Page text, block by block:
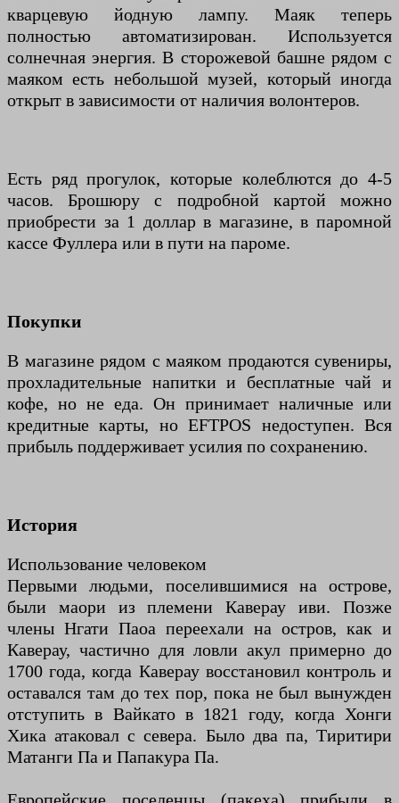
кварцевую йодную лампу. Маяк теперь
полностью автоматизирован. Используется
солнечная энергия. В сторожевой башне рядом с
маяком есть небольшой музей, который иногда
открыт в зависимости от наличия волонтеров.
Есть ряд прогулок, которые колеблются до 4-5
часов. Брошюру с подробной картой можно
приобрести за 1 доллар в магазине, в паромной
кассе Фуллера или в пути на пароме.
Покупки
В магазине рядом с маяком продаются сувениры,
прохладительные напитки и бесплатные чай и
кофе, но не еда. Он принимает наличные или
кредитные карты, но EFTPOS недоступен. Вся
прибыль поддерживает усилия по сохранению.
История
Использование человеком
Первыми людьми, поселившимися на острове,
были маори из племени Каверау иви. Позже
члены Нгати Паоа переехали на остров, как и
Каверау, частично для ловли акул примерно до
1700 года, когда Каверау восстановил контроль и
оставался там до тех пор, пока не был вынужден
отступить в Вайкато в 1821 году, когда Хонги
Хика атаковал с севера. Было два па, Тиритири
Матанги Па и Папакура Па.